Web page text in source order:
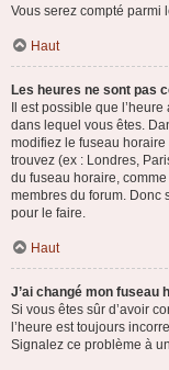
Vous serez compté parmi
Haut
Les heures ne sont pas
Il est possible que
dans lequel vous êtes.
modifiez le fuseau
trouvez (ex : Londres,
du fuseau horaire,
membres du forum. Donc
pour le faire.
Haut
J’ai changé mon fuseau
Si vous êtes sûr d’avoir
l’heure est toujours
Signalez ce problème à